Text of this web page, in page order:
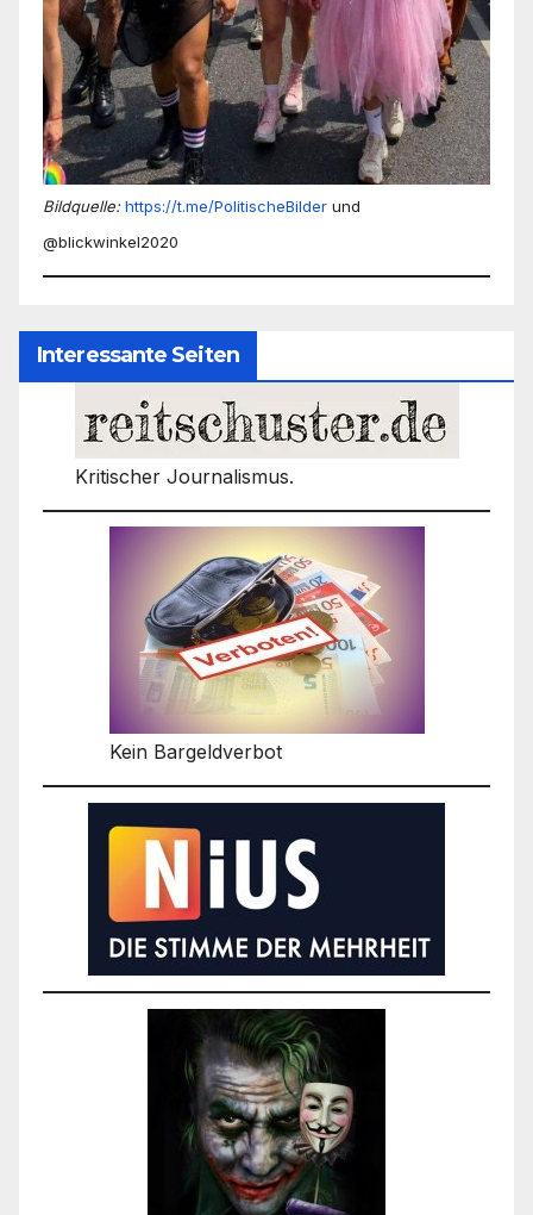
Bildquelle: https://t.me/PolitischeBilder und
@blickwinkel2020
Interessante Seiten
Kritischer Journalismus.
Kein Bargeldverbot